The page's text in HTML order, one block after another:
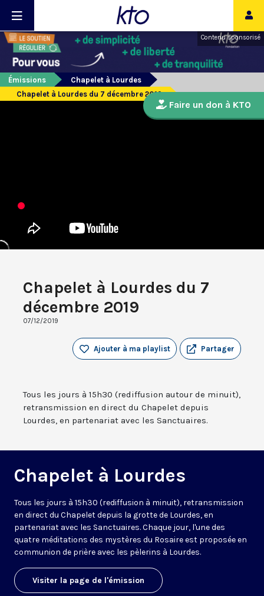
Contenu sponsorisé
Émissions
Chapelet à Lourdes
Chapelet à Lourdes du 7 décembre 2019
Chapelet à Lourdes du 7
décembre 2019
07/12/2019
Partager
Ajouter à ma playlist
Tous les jours à 15h30 (rediffusion autour de minuit),
retransmission en direct du Chapelet depuis
Lourdes, en partenariat avec les Sanctuaires.
Chapelet à Lourdes
Tous les jours à 15h30 (rediffusion à minuit), retransmission
en direct du Chapelet depuis la grotte de Lourdes, en
partenariat avec les Sanctuaires. Chaque jour, l'une des
quatre méditations des mystères du Rosaire est proposée en
communion de prière avec les pèlerins à Lourdes.
Visiter la page de l'émission
Faire un don à KTO